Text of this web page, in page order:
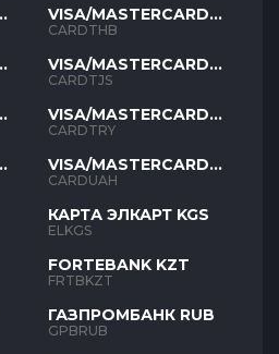
VISA/MASTERCARD
THB
CARDTHB
VISA/MASTERCARD
TJS
CARDTJS
VISA/MASTERCARD
TYR
CARDTRY
VISA/MASTERCARD
UAH
CARDUAH
КАРТА ЭЛКАРТ KGS
ELKGS
FORTEBANK KZT
FRTBKZT
ГАЗПРОМБАНК RUB
GPBRUB